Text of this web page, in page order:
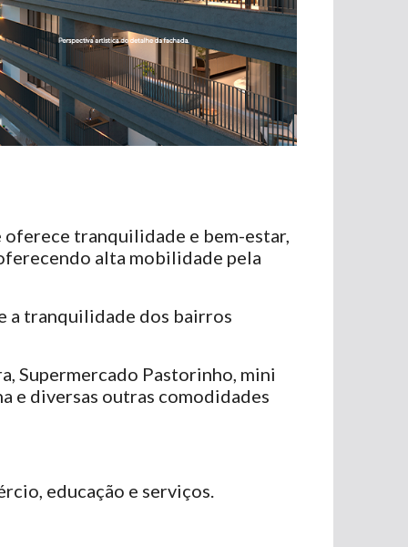
tranquilidade e bem-estar,
alta mobilidade pela
a tranquilidade dos bairros
Supermercado Pastorinho, mini
e diversas outras comodidades
educação e serviços.